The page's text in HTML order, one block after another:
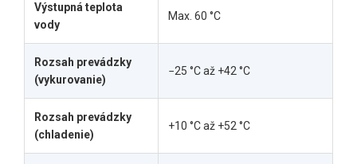
Výstupná teplota
vody
Max. 60 °C
Rozsah prevádzky
(vykurovanie)
−25 °C až +42 °C
Rozsah prevádzky
(chladenie)
+10 °C až +52 °C